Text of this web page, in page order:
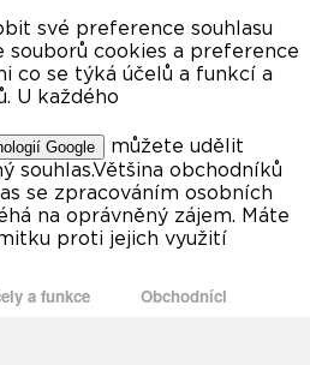
své preference souhlasu
cookies a preference
co se týká účelů a funkcí a
U každého
Google
můžete udělit
souhlas.Většina obchodníků
se zpracováním osobních
na oprávněný zájem. Máte
proti jejich využití
a funkce Obchodníci